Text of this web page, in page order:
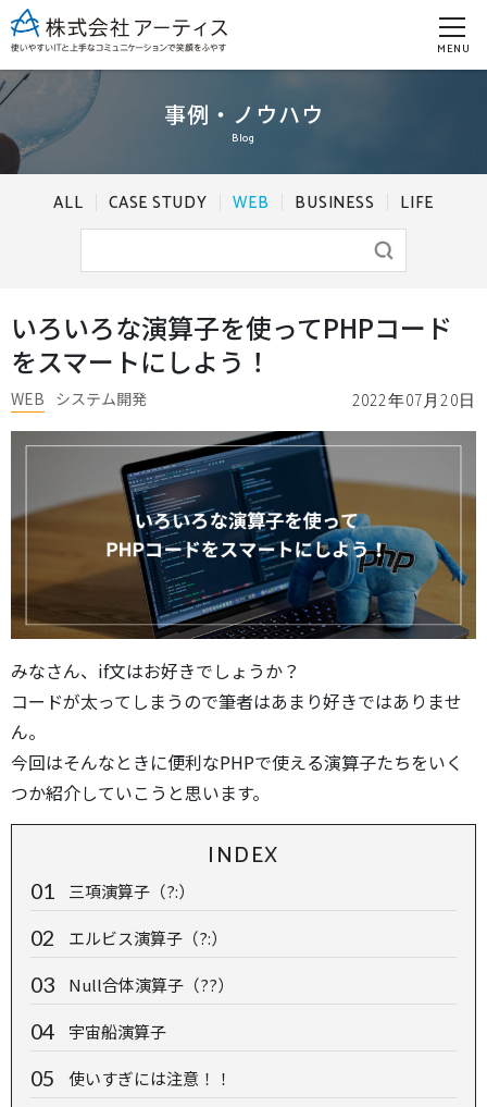
MENU
事例・ノウハウ
Blog
ALL CASE STUDY WEB BUSINESS LIFE
いろいろな演算子を使ってPHPコード
をスマートにしよう！
2022年07月20日
WEB システム開発
みなさん、if文はお好きでしょうか？
コードが太ってしまうので筆者はあまり好きではありませ
ん。
今回はそんなときに便利なPHPで使える演算子たちをいく
つか紹介していこうと思います。
INDEX
三項演算子（?:）
エルビス演算子（?:）
Null合体演算子（??）
宇宙船演算子
使いすぎには注意！！